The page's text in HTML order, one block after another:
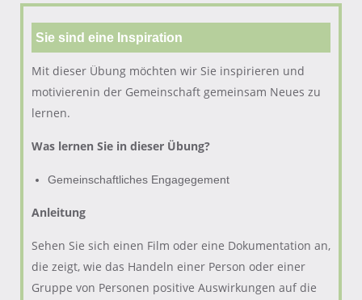
Sie sind eine Inspiration
Mit dieser Übung möchten wir Sie inspirieren und
motivierenin der Gemeinschaft gemeinsam Neues zu
lernen.
Was lernen Sie in dieser Übung?
Gemeinschaftliches Engagegement
Anleitung
Sehen Sie sich einen Film oder eine Dokumentation an,
die zeigt, wie das Handeln einer Person oder einer
Gruppe von Personen positive Auswirkungen auf die